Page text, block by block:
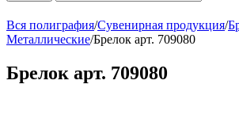
Вся полиграфия/Сувенирная продукция/
Металлические/Брелок арт. 709080
Брелок арт. 709080